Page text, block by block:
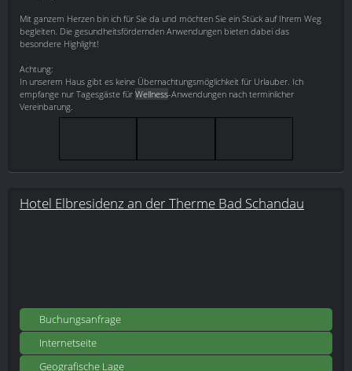
Mit ganzem Herzen bin ich für Sie da und möchten Sie ein Stück auf Ihrem Weg
begleiten. Die gesundheitsfördernden Anwendungen bieten dabei das
besondere Highlight!
Achtung:
In unserem Haus gibt es keine Übernachtungsmöglichkeit für Urlauber. Ich
empfange nur Tagesgäste für Wellness-Anwendungen nach terminlicher
Vereinbarung.
Hotel Elbresidenz an der Therme Bad Schandau
Buchungsanfrage
Internetseite
Geografische Lage